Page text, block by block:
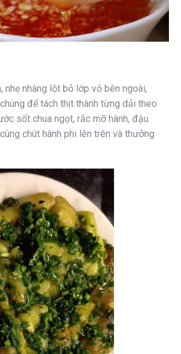
nhàng lột bỏ lớp vỏ bên ngoài,
để tách thịt thành từng dải theo
sốt chua ngọt, rắc mỡ hành, đậu
chút hành phi lên trên và thưởng